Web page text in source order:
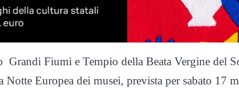
Fiumi e Tempio della Beata Vergine del
Europea dei musei, prevista per sabato 17